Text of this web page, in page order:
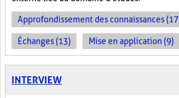
Approfondissement des connaissances
Échanges (13) Mise en application (9)
INTERVIEW